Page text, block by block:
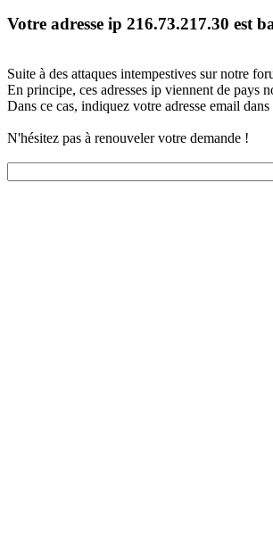
Votre adresse ip 216.73.217.30 est
Suite à des attaques intempestives sur notre
En principe, ces adresses ip viennent de pays
Dans ce cas, indiquez votre adresse email
N'hésitez pas à renouveler votre demande !